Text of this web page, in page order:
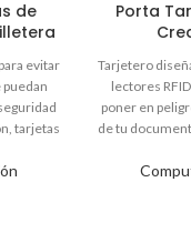
de
evitar
puedan
tarjetas
Porta
Tarjetero
lectores
poner en
de tu